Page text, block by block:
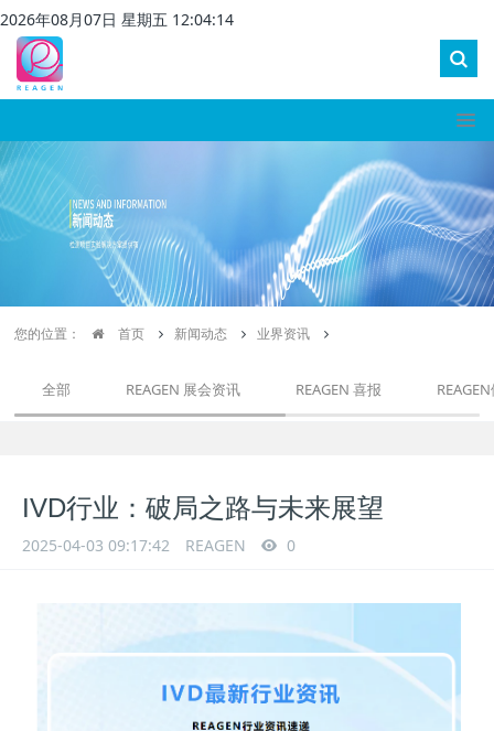
2026年08月07日 星期五 12:04:15
您的位置： 首页 新闻动态 业界资讯
全部 REAGEN 展会资讯 REAGEN 喜报
IVD行业：破局之路与未来展望
2025-04-03 09:17:42 REAGEN 0